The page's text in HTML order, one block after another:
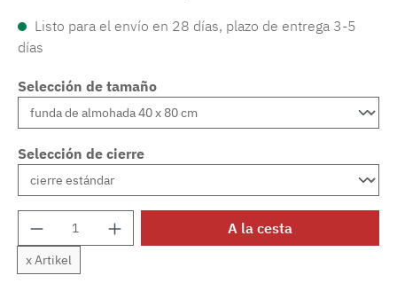
Listo para el envío en 28 días, plazo de entrega 3-5
días
Selección de tamaño
Selección de cierre
Cantidad del producto: introduce la
x Artikel
A la cesta